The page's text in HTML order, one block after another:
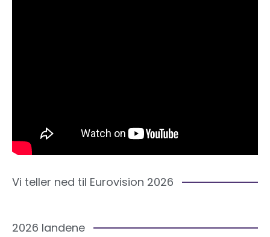
Vi teller ned til Eurovision 2026
2026 landene